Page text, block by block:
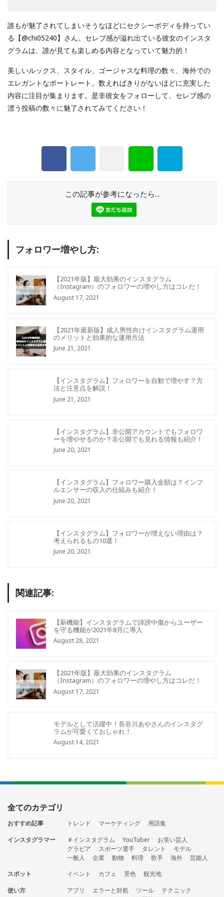
誰もが魅了されてしまいそうなほどにセクシーボディを持ってい
る【@chi05240】さん。セレブ感が溢れ出ている彼女のインスタ
グラムは、誰が見ても楽しめる内容となっていて魅力的！
美しいルックス、スタイル、ゴージャスな料理の数々、海外での
エレガントなポートレート。数えればきりがないほどに充実した
内容に注目が集まります。是非彼女をフォローして、セレブ感の
漂う投稿の数々に魅了されてみてください！
この記事が参考になったら...
フォロワー増やし方:
【2021年版】最大効果のインスタグラム
（Instagram）のフォロワーの増やし方はコレだ！
August 17, 2021
【2021年最新版】成人男性向けインスタグラム運用
のメリットと効果的な運用方法
June 21, 2021
【インスタグラム】フォロワーを自動で増やす？方
法と注意点を解説！
June 21, 2021
【インスタグラム】非公開アカウントでもフォロワ
ーを増やせるのか？非公開でも見れる情報も紹介！
June 20, 2021
【インスタグラム】フォロワー購入金額は？インフ
ルエンサーの収入の仕組みも紹介！
June 20, 2021
【インスタグラム】フォロワーが増えない理由は？
考えられるもの10選！
June 20, 2021
関連記事:
【新機能】インスタグラムで誹謗中傷からユーザー
を守る機能が2021年8月に導入
August 28, 2021
【2021年版】最大効果のインスタグラム
（Instagram）のフォロワーの増やし方はコレだ！
August 17, 2021
モデルとして活躍中！長谷川あやさんのインスタグ
ラムが可愛くておしゃれ！
August 14, 2021
全てのカテゴリ
おすすめ記事 トレンド マーケティング
用語集
インスタグラマー
＃インスタグラム YouTuber
お笑い芸人
グラビア
スポーツ選手 タレント
モデル
一般人
企業 動物 料理 歌手 海外
芸能人
スポット
イベント カフェ 景色
観光地
使い方
アプリ エラーと対処 ツール
テクニック